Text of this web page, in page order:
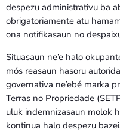
despezu administrativu ba
obrigatoriamente atu
ona notifikasaun no
Situasaun ne’e halo
mós reasaun hasoru
governativa ne’ebé marka
Terras no Propriedade
uluk indemnizasaun molok
kontinua halo despezu